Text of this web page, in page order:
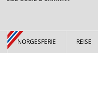
NORGESFERIE REISE